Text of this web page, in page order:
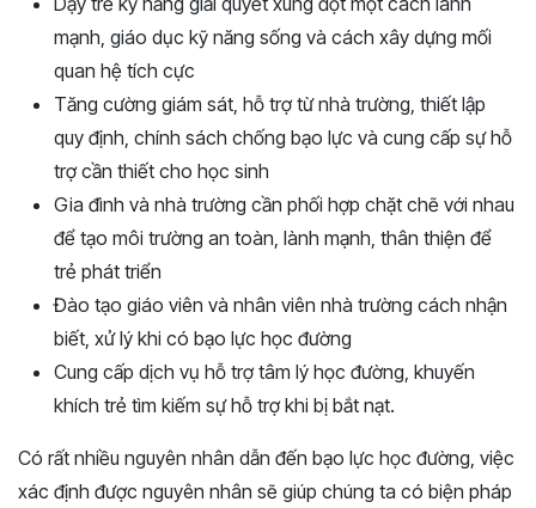
mạnh, giáo dục kỹ năng sống và cách xây dựng mối
quan hệ tích cực
Tăng cường giám sát, hỗ trợ từ nhà trường, thiết lập
quy định, chính sách chống bạo lực và cung cấp sự hỗ
trợ cần thiết cho học sinh
Gia đình và nhà trường cần phối hợp chặt chẽ với nhau
để tạo môi trường an toàn, lành mạnh, thân thiện để
trẻ phát triển
Đào tạo giáo viên và nhân viên nhà trường cách nhận
biết, xử lý khi có bạo lực học đường
Cung cấp dịch vụ hỗ trợ tâm lý học đường, khuyến
khích trẻ tìm kiếm sự hỗ trợ khi bị bắt nạt.
Có rất nhiều nguyên nhân dẫn đến bạo lực học đường, việc
xác định được nguyên nhân sẽ giúp chúng ta có biện pháp